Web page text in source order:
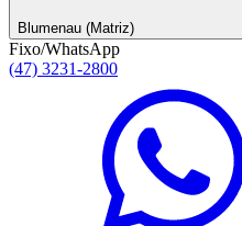
Blumenau (Matriz)
Fixo/WhatsApp
(47) 3231-2800